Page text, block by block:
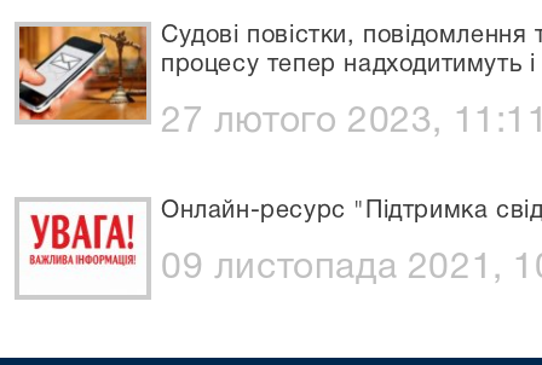
Судові повістки, повідомлення
процесу тепер надходитимуть
27 лютого 2023,
Онлайн-ресурс "Підтримка
09 листопада 2021,